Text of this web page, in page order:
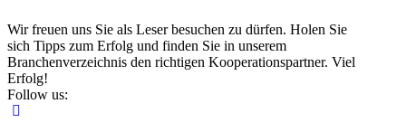
Wir freuen uns Sie als Leser besuchen zu dürfen. Holen Sie
sich Tipps zum Erfolg und finden Sie in unserem
Branchenverzeichnis den richtigen Kooperationspartner. Viel
Erfolg!
Follow us: